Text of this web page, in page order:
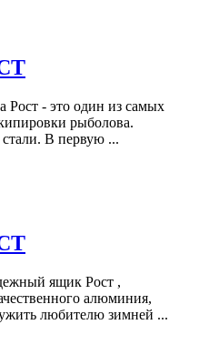
Рост - это один из самых
рыболова.
В первую ...
ящик Рост ,
алюминия,
любителю зимней ...